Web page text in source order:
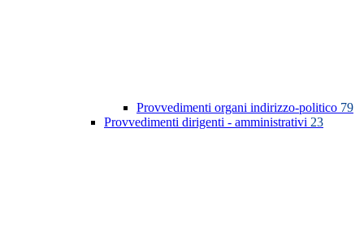
Provvedimenti organi indirizzo-politico 79
Provvedimenti dirigenti - amministrativi 23